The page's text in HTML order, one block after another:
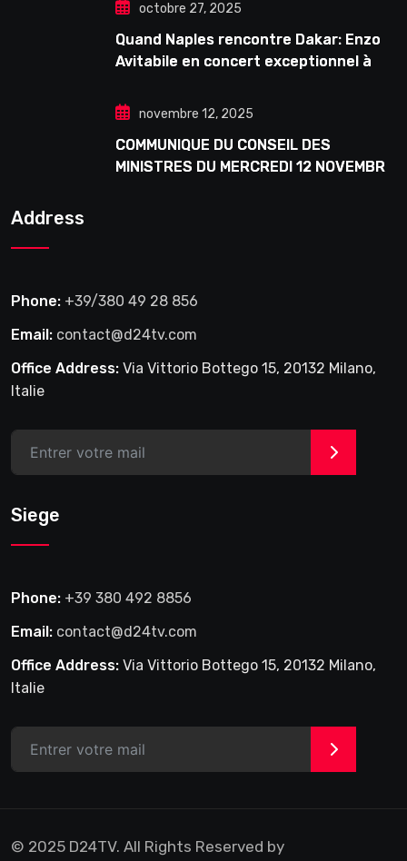
octobre 27, 2025
Quand Naples rencontre Dakar: Enzo
Avitabile en concert exceptionnel à
novembre 12, 2025
COMMUNIQUE DU CONSEIL DES
MINISTRES DU MERCREDI 12 NOVEMBRE
Address
Phone: +39/380 49 28 856
Email: contact@d24tv.com
Office Address: Via Vittorio Bottego 15, 20132 Milano,
Italie
>
Siege
Phone: +39 380 492 8856
Email: contact@d24tv.com
Office Address: Via Vittorio Bottego 15, 20132 Milano,
Italie
>
© 2025 D24TV. All Rights Reserved by